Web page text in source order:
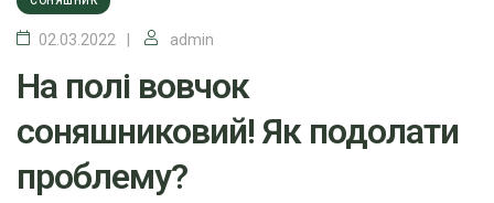
02.03.2022 admin
На полі вовчок
соняшниковий! Як подолати
проблему?